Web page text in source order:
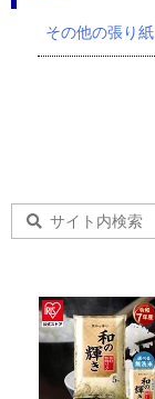
その他の張り紙